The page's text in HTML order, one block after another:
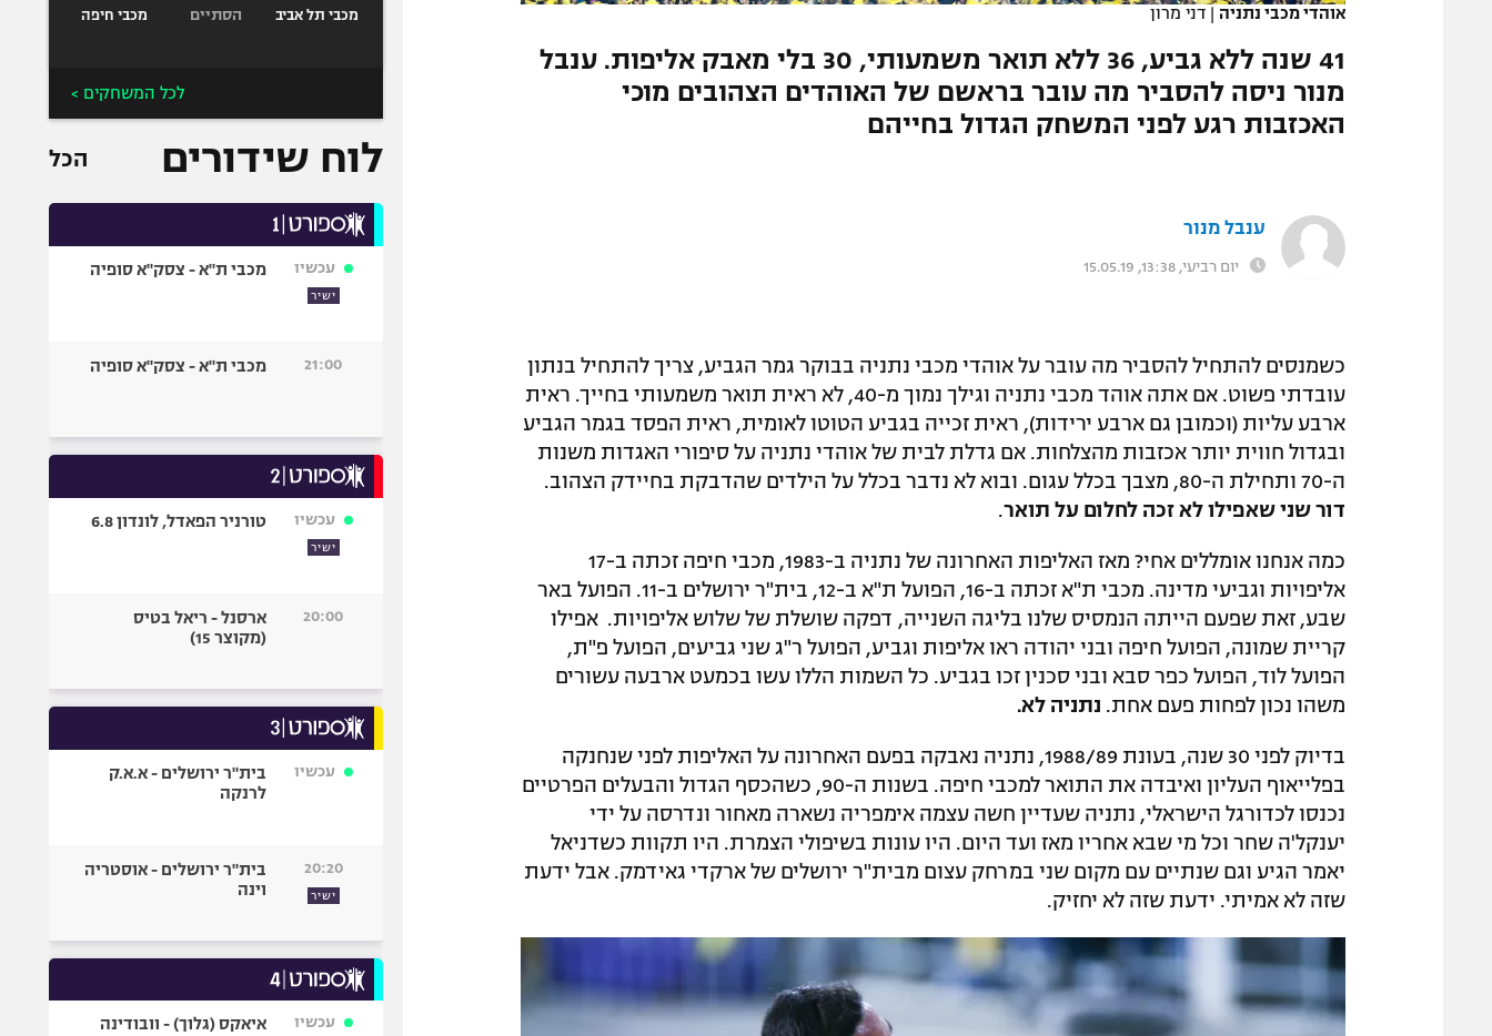
המגזיןאוהדי מכבי נתניה | דני מרון
41 שנה ללא גביע, 36 ללא תואר משמעותי, 30 בלי מאבק אליפות. ענבל
מנור ניסה להסביר מה עובר בראשם של האוהדים הצהובים מוכי
האכזבות רגע לפני המשחק הגדול בחייהם
ענבל מנור
יום רביעי, 13:38, 15.05.19
כשמנסים להתחיל להסביר מה עובר על אוהדי מכבי נתניה בבוקר גמר הגביע, צריך להתחיל בנתון
עובדתי פשוט. אם אתה אוהד מכבי נתניה וגילך נמוך מ-40, לא ראית תואר משמעותי בחייך. ראית
ארבע עליות (וכמובן גם ארבע ירידות), ראית זכייה בגביע הטוטו לאומית, ראית הפסד בגמר הגביע
ובגדול חווית יותר אכזבות מהצלחות. אם גדלת לבית של אוהדי נתניה על סיפורי האגדות משנות
ה-70 ותחילת ה-80, מצבך בכלל עגום. ובוא לא נדבר בכלל על הילדים שהדבקת בחיידק הצהוב.
דור שני שאפילו לא זכה לחלום על תואר.
כמה אנחנו אומללים אחי? מאז האליפות האחרונה של נתניה ב-1983, מכבי חיפה זכתה ב-17
אליפויות וגביעי מדינה. מכבי ת"א זכתה ב-16, הפועל ת"א ב-12, בית"ר ירושלים ב-11. הפועל באר
שבע, זאת שפעם הייתה הנמסיס שלנו בליגה השנייה, דפקה שושלת של שלוש אליפויות. אפילו
קריית שמונה, הפועל חיפה ובני יהודה ראו אליפות וגביע, הפועל ר"ג שני גביעים, הפועל פ"ת,
הפועל לוד, הפועל כפר סבא ובני סכנין זכו בגביע. כל השמות הללו עשו בכמעט ארבעה עשורים
משהו נכון לפחות פעם אחת. נתניה לא.
בדיוק לפני 30 שנה, בעונת 1988/89, נתניה נאבקה בפעם האחרונה על האליפות לפני שנחנקה
בפלייאוף העליון ואיבדה את התואר למכבי חיפה. בשנות ה-90, כשהכסף הגדול והבעלים הפרטיים
נכנסו לכדורגל הישראלי, נתניה שעדיין חשה עצמה אימפריה נשארה מאחור ונדרסה על ידי
יענקל'ה שחר וכל מי שבא אחריו מאז ועד היום. היו עונות בשיפולי הצמרת. היו תקוות כשדניאל
יאמר הגיע וגם שנתיים עם מקום שני במרחק עצום מבית"ר ירושלים של ארקדי גאידמק. אבל ידעת
שזה לא אמיתי. ידעת שזה לא יחזיק.
מכבי תל אביב הסתיים מכבי חיפה
לכל המשחקים >
לוח שידורים הכל
עכשיו
ישיר
מכבי ת"א - צסק"א סופיה
21:00 מכבי ת"א - צסק"א סופיה
עכשיו
ישיר
טורניר הפאדל, לונדון 6.8
20:00
ארסנל - ריאל בטיס
(מקוצר 15)
עכשיו
בית"ר ירושלים - א.א.ק
לרנקה
20:20
ישיר
בית"ר ירושלים - אוסטריה
וינה
עכשיו איאקס (גלוך) - וובודינה